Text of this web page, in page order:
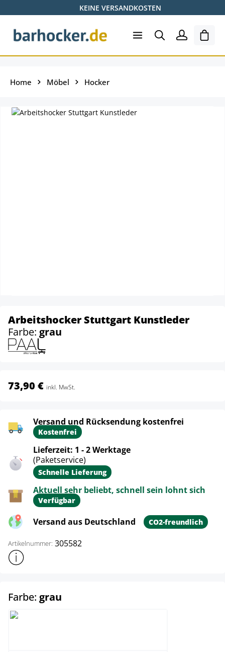
Zum Hauptinhalt springenKEINE VERSANDKOSTEN
Home Möbel Hocker
Arbeitshocker Stuttgart Kunstleder
Farbe: grau
73,90 € inkl. MwSt.
Versand und Rücksendung kostenfrei
Kostenfrei
Lieferzeit: 1 - 2 Werktage
(Paketservice)
Schnelle Lieferung
Aktuell sehr beliebt, schnell sein lohnt sich
Verfügbar
Versand aus Deutschland CO2-freundlich
Artikelnummer: 305582
Weitere Produktinformationen anzeigen
Farbe: grau